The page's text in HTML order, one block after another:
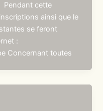
Pendant cette
ainsi que le
se feront
:
Concernant toutes